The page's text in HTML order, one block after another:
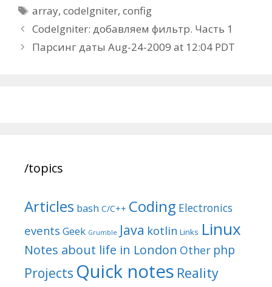
Tags
array,codeIgniter,config
Post
navigation
CodeIgniter: добавляем фильтр. Часть 1
Парсинг даты Aug-24-2009 at 12:04 PDT
/topics
Articles bash C/C++ Coding Electronics
events Geek Grumble Java kotlin Links Linux
Notes about life in London Other php
Projects Quick notes Reality